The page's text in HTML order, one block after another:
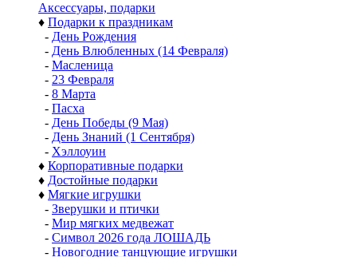
Аксессуары, подарки
♦ Подарки к праздникам
- День Рождения
- День Влюбленных (14 Февраля)
- Масленица
- 23 Февраля
- 8 Марта
- Пасха
- День Победы (9 Мая)
- День Знаний (1 Сентября)
- Хэллоуин
♦ Корпоративные подарки
♦ Достойные подарки
♦ Мягкие игрушки
- Зверушки и птички
- Мир мягких медвежат
- Символ 2026 года ЛОШАДЬ
- Новогодние танцующие игрушки